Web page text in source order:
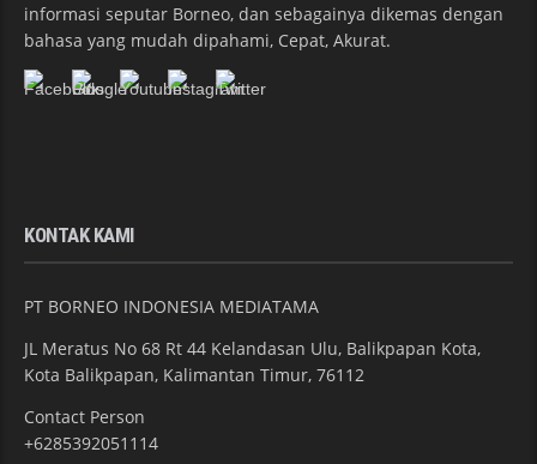
informasi seputar Borneo, dan sebagainya dikemas dengan
bahasa yang mudah dipahami, Cepat, Akurat.
KONTAK KAMI
PT BORNEO INDONESIA MEDIATAMA
JL Meratus No 68 Rt 44 Kelandasan Ulu, Balikpapan Kota,
Kota Balikpapan, Kalimantan Timur, 76112
Contact Person
+6285392051114